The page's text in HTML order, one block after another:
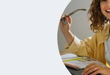
Sophie, oğlumun İngilizce
derecede yardımcı oluyor.
sayede oğlum hızlı
ödemeler konusunda